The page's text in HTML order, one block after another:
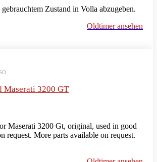
Zustand in Volla abzugeben.
Oldtimer ansehen
Maserati 3200 GT
Maserati 3200 Gt, original, used in good
request. More parts available on request.